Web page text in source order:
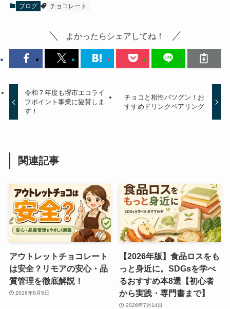
ブログ チョコレート
よかったらシェアしてね！
令和７年度も堺市エコライ
フポイント事業に協賛しま
す！
チョコと相性バツグン！お
すすめドリンクペアリング
関連記事
アウトレットチョコレート
は安全？リモアの安心・品
質管理を徹底解説！
2026年8月5日
【2026年版】食品ロスをも
っと身近に。SDGsを学べ
るおすすめ本8選【初心者
から実践・専門書まで】
2026年7月14日